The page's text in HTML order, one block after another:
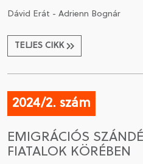
Dávid Erát - Adrienn Bognár
TELJES CIKK
2024/2. szám
EMIGRÁCIÓS
FIATALOK KÖRÉBEN